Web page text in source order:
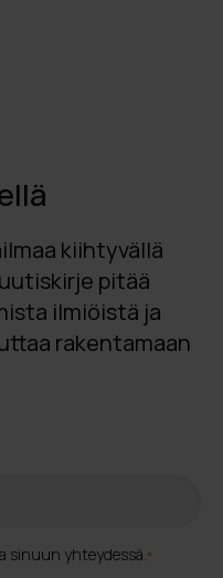
kiihtyvällä
pitää
ilmiöistä ja
rakentamaan
sinuun yhteydessä.*